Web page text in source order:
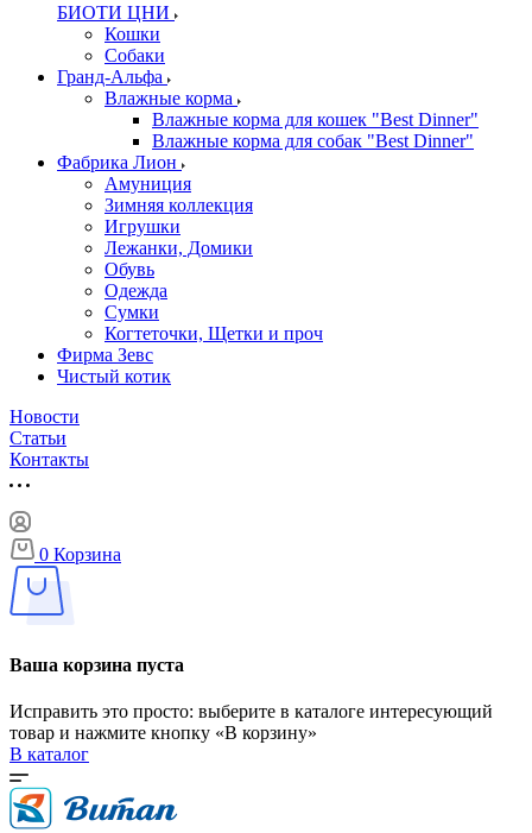
БИОТИ ЦНИ
Кошки
Собаки
Гранд-Альфа
Влажные корма
Влажные корма для кошек "Best Dinner"
Влажные корма для собак "Best Dinner"
Фабрика Лион
Амуниция
Зимняя коллекция
Игрушки
Лежанки, Домики
Обувь
Одежда
Сумки
Когтеточки, Щетки и проч
Фирма Зевс
Чистый котик
Новости
Статьи
Контакты
0 Корзина
Ваша корзина пуста
Исправить это просто: выберите в каталоге интересующий
товар и нажмите кнопку «В корзину»
В каталог